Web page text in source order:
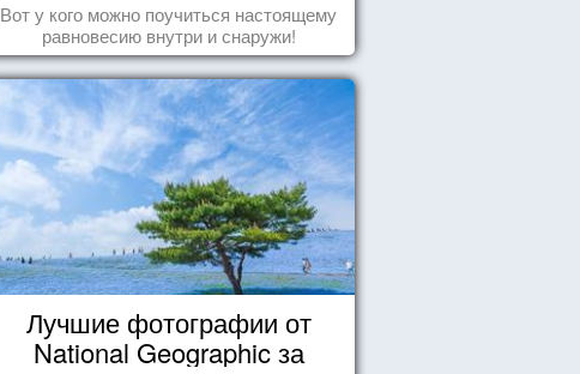
Вот у кого можно поучиться настоящему
равновесию внутри и снаружи!
Лучшие фотографии от
National Geographic за